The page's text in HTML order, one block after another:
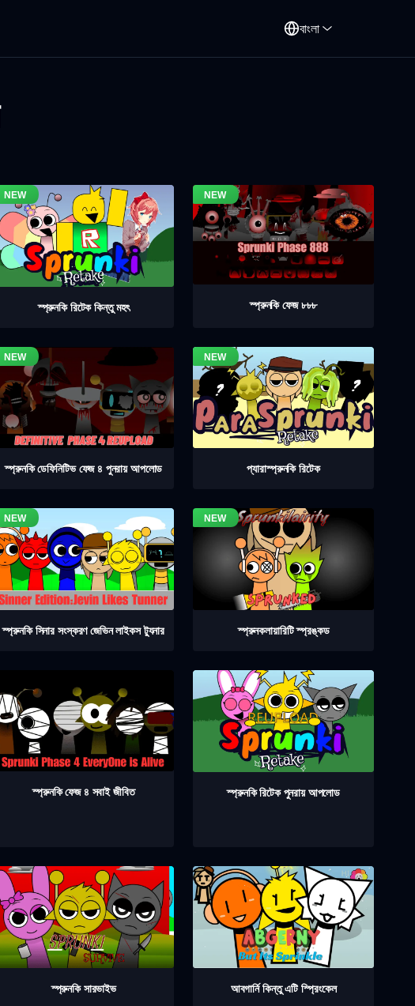
বাংলা
স্প্রুনকি রিটেক কিন্তু মহৎ স্প্রুনকি ফেজ ৮৮৮
স্প্রুনকি ডেফিনিটিভ ফেজ ৪ পুনরায় আপলোড প্যারাস্প্রুনকি রিটেক
স্প্রুনকি সিনার সংস্করণ জেভিন লাইকস ট্যুনার স্প্রুনকলায়ারিটি স্প্রঙ্কড
স্প্রুনকি ফেজ ৪ সবাই জীবিত স্প্রুনকি রিটেক পুনরায় আপলোড
স্প্রুনকি সারভাইভ আবগার্নি কিন্তু এটি স্প্রিংকেল